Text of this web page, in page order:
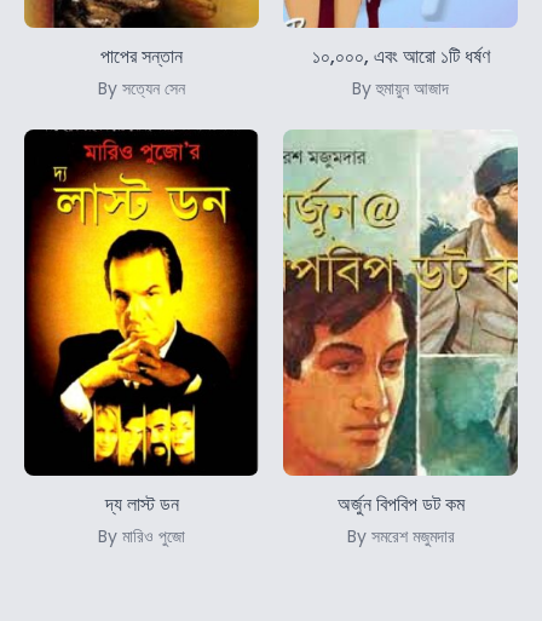
পাপের সন্তান
By সত্যেন সেন
১০,০০০, এবং আরো ১টি ধর্ষণ
By হুমায়ুন আজাদ
দ্য লাস্ট ডন
By মারিও পুজো
অর্জুন বিপবিপ ডট কম
By সমরেশ মজুমদার